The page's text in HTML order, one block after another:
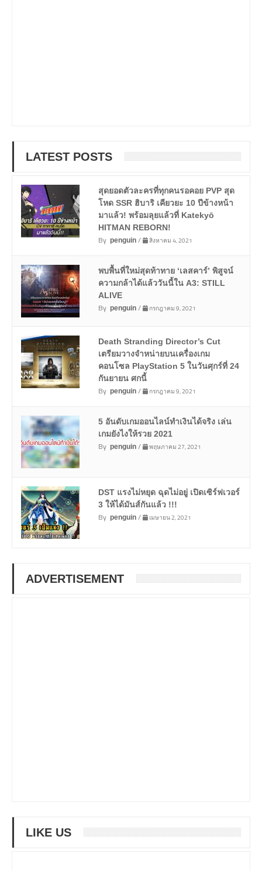
LATEST POSTS
สุดยอดตัวละครที่ทุกคนรอคอย PVP สุด
โหด SSR ฮิบาริ เคียวยะ 10 ปีข้างหน้า
มาแล้ว! พร้อมลุยแล้วที่ Katekyō
HITMAN REBORN!
By penguin/ สิงหาคม 4, 2021
พบพื้นที่ใหม่สุดท้าทาย ‘เลสคาร์’ พิสูจน์
ความกล้าได้แล้ววันนี้ใน A3: STILL
ALIVE
By penguin/ กรกฎาคม 9, 2021
Death Stranding Director’s Cut
เตรียมวางจำหน่ายบนเครื่องเกม
คอนโซล PlayStation 5 ในวันศุกร์ที่ 24
กันยายน ศกนี้
By penguin/ กรกฎาคม 9, 2021
5 อันดับเกมออนไลน์ทำเงินได้จริง เล่น
เกมยังไงให้รวย 2021
By penguin/ พฤษภาคม 27, 2021
DST แรงไม่หยุด ฉุดไม่อยู่ เปิดเซิร์ฟเวอร์
3 ให้ได้มันส์กันแล้ว !!!
By penguin/ เมษายน 2, 2021
ADVERTISEMENT
LIKE US